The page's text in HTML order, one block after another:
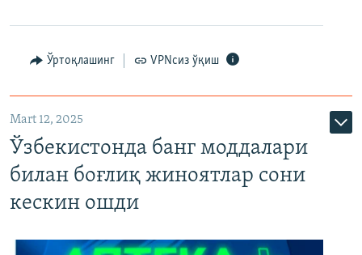
Ўртоқлашинг VPNсиз ўқиш
Mart 12, 2025
Ўзбекистонда банг моддалари
билан боғлиқ жиноятлар сони
кескин ошди